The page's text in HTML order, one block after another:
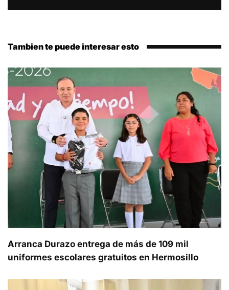
Tambien te puede interesar esto
Arranca Durazo entrega de más de 109 mil
uniformes escolares gratuitos en Hermosillo